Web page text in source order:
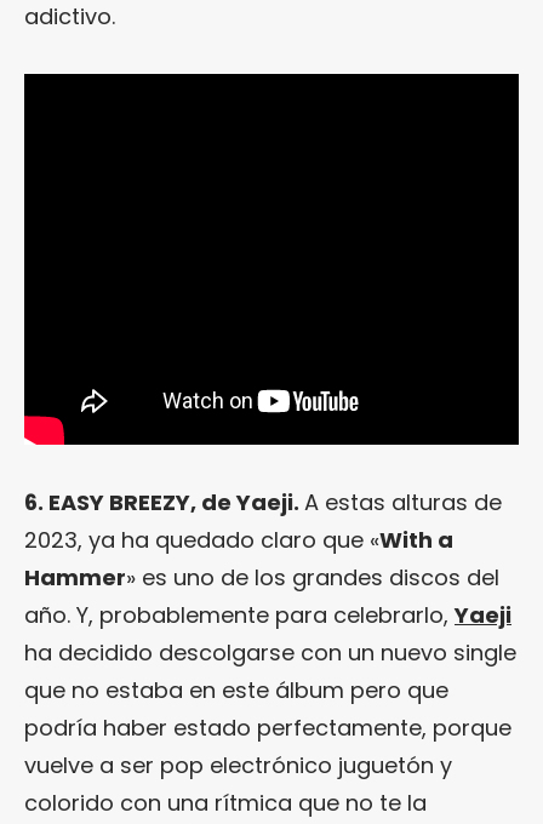
adictivo.
6. EASY BREEZY, de Yaeji. A estas alturas de
2023, ya ha quedado claro que «With a
Hammer» es uno de los grandes discos del
año. Y, probablemente para celebrarlo,Yaeji
ha decidido descolgarse con un nuevo single
que no estaba en este álbum pero que
podría haber estado perfectamente, porque
vuelve a ser pop electrónico juguetón y
colorido con una rítmica que no te la